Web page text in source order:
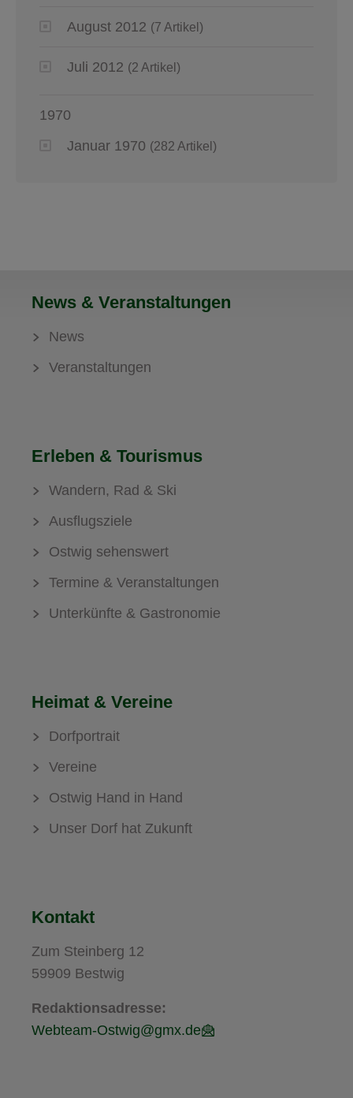
August 2012 (7 Artikel)
Juli 2012 (2 Artikel)
1970
Januar 1970 (282 Artikel)
News & Veranstaltungen
News
Veranstaltungen
Erleben & Tourismus
Wandern, Rad & Ski
Ausflugsziele
Ostwig sehenswert
Termine & Veranstaltungen
Unterkünfte & Gastronomie
Heimat & Vereine
Dorfportrait
Vereine
Ostwig Hand in Hand
Unser Dorf hat Zukunft
Kontakt
Zum Steinberg 12
59909 Bestwig
Redaktionsadresse:
Webteam-Ostwig@gmx.de